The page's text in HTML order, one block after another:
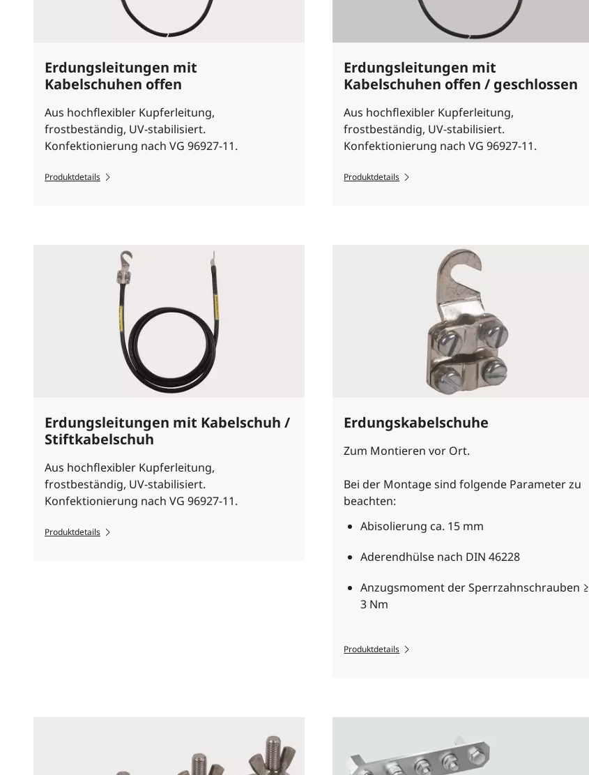
Erdungsleitungen mit
Kabelschuhen offen
Aus hochflexibler Kupferleitung,
frostbeständig, UV-stabilisiert.
Konfektionierung nach VG 96927-11.
Produktdetails
Erdungsleitungen mit
Kabelschuhen offen / geschlossen
Aus hochflexibler Kupferleitung,
frostbeständig, UV-stabilisiert.
Konfektionierung nach VG 96927-11.
Produktdetails
Erdungsleitungen mit Kabelschuh /
Stiftkabelschuh
Aus hochflexibler Kupferleitung,
frostbeständig, UV-stabilisiert.
Konfektionierung nach VG 96927-11.
Produktdetails
Erdungskabelschuhe
Zum Montieren vor Ort.
Bei der Montage sind folgende Parameter zu
beachten:
Abisolierung ca. 15 mm
Aderendhülse nach DIN 46228
Anzugsmoment der Sperrzahnschrauben ≥
3 Nm
Produktdetails